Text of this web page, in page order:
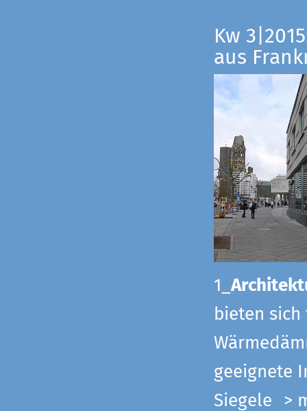
Kw
aus
1_
bieten
geeignete
Siegele >